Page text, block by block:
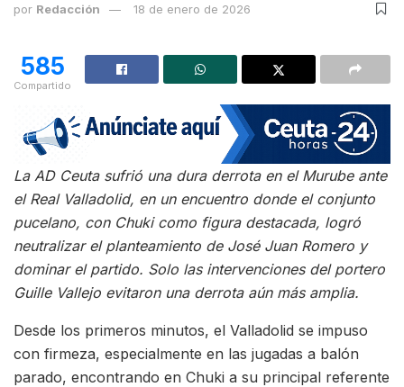
por Redacción 18 de enero de 2026
585
Compartido
La AD Ceuta sufrió una dura derrota en el Murube ante
el Real Valladolid, en un encuentro donde el conjunto
pucelano, con Chuki como figura destacada, logró
neutralizar el planteamiento de José Juan Romero y
dominar el partido. Solo las intervenciones del portero
Guille Vallejo evitaron una derrota aún más amplia.
Desde los primeros minutos, el Valladolid se impuso
con firmeza, especialmente en las jugadas a balón
parado, encontrando en Chuki a su principal referente